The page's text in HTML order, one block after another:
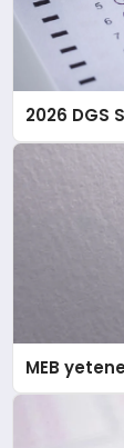
2026 DGS
MEB